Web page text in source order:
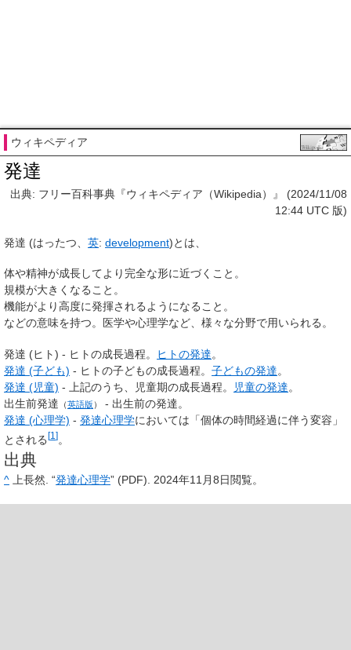
ウィキペディア
発達
出典: フリー百科事典『ウィキペディア（Wikipedia）』 (2024/11/08
12:44 UTC 版)
発達 (はったつ、 英: development)とは、
体や精神が成長してより完全な形に近づくこと。
規模が大きくなること。
機能がより高度に発揮されるようになること。
などの意味を持つ。医学や心理学など、様々な分野で用いられる。
発達 (ヒト) - ヒトの成長過程。 ヒトの発達。
発達 (子ども) - ヒトの子どもの成長過程。 子どもの発達。
発達 (児童) - 上記のうち、児童期の成長過程。 児童の発達。
出生前発達 （英語版 ）
- 出生前の発達。
発達 (心理学) - 発達心理学においては「個体の時間経過に伴う変容」
とされる[1 ]。
出典
^ 上長然. “発達心理学” (PDF). 2024年11月8日閲覧。